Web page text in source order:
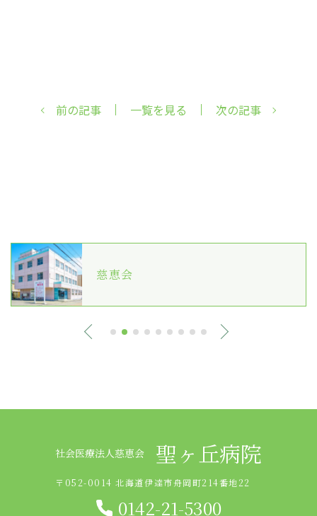
前の記事 一覧を見る 次の記事
慈恵会
社会医療法人慈恵会 聖ヶ丘病院
〒052-0014 北海道伊達市舟岡町214番地22
0142-21-5300